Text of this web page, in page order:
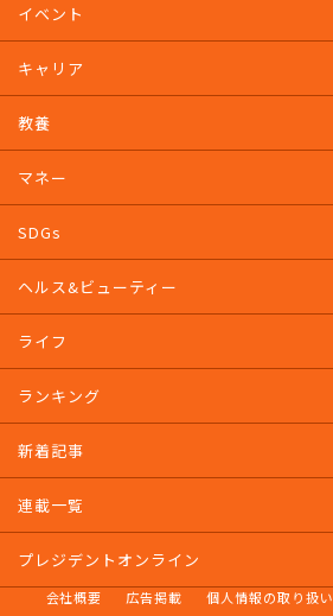
イベント
キャリア
教養
マネー
SDGs
ヘルス&ビューティー
ライフ
ランキング
新着記事
連載一覧
プレジデントオンライン
会社概要 広告掲載 個人情報の取り扱い